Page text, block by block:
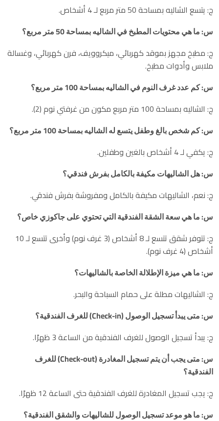
ج: يتسع الشاليه بمساحة 50 متر مربع لـ 4 أشخاص.
س: ما هي محتويات المطبخ في الشاليه بمساحة 50 متر مربع؟
ج: مطبخ مجهز بموقد كهربائي، ميكروويف، فرن كهربائي، وغسالة
ملابس وأدوات مطبخ.
س: كم عدد غرف النوم في الشاليه بمساحة 100 متر مربع؟
ج: الشاليه بمساحة 100 متر مربع مكون من غرفتي نوم (2).
س: كم شخص بالغ وطفل يتسع له الشاليه بمساحة 100 متر مربع؟
ج: يكفي لـ 4 أشخاص بالغين وطفلين.
س: هل الشاليهات مكيفة بالكامل بفرش فندقي؟
ج: نعم، الشاليهات مكيفة بالكامل ومفروشة بفرش فندقي.
س: ما هي سعة الشقة الفندقية التي تحتوي على جاكوزي خاص؟
ج: تتوفر شقق تتسع لـ 8 أشخاص (3 غرف نوم) وأخرى تتسع لـ 10
أشخاص (4 غرف نوم).
س: ما هي ميزة الإطلالة الخاصة بالشاليهات؟
ج: الشاليهات مطلة على حمام السباحة والبحر.
س: متى يبدأ تسجيل الوصول (Check-in) للغرف الفندقية؟
ج: يبدأ تسجيل الوصول للغرف الفندقية من الساعة 3 ظهرًا.
س: متى يجب أن يتم تسجيل المغادرة (Check-out) للغرف
الفندقية؟
ج: يجب تسجيل المغادرة للغرف الفندقية حتى الساعة 12 ظهرًا.
س: ما هو موعد تسجيل الوصول للشاليهات والشقق الفندقية؟